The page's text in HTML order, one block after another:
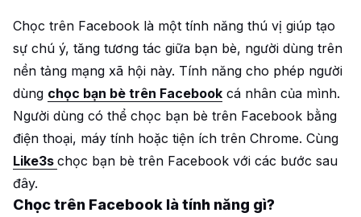
Chọc trên Facebook là một tính năng thú vị giúp tạo
sự chú ý, tăng tương tác giữa bạn bè, người dùng trên
nền tảng mạng xã hội này. Tính năng cho phép người
dùng chọc bạn bè trên Facebook cá nhân của mình.
Người dùng có thể chọc bạn bè trên Facebook bằng
điện thoại, máy tính hoặc tiện ích trên Chrome. Cùng
Like3s chọc bạn bè trên Facebook với các bước sau
đây.
Chọc trên Facebook là tính năng gì?